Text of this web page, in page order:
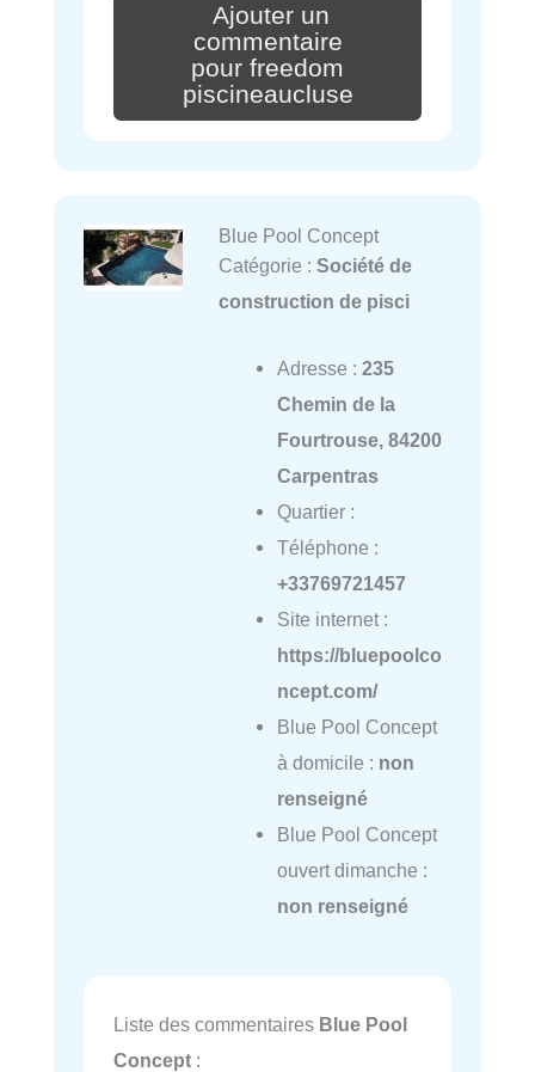
Ajouter un
commentaire
pour freedom
piscineaucluse
Blue Pool Concept
Catégorie : Société de
construction de pisci
Adresse : 235
Chemin de la
Fourtrouse, 84200
Carpentras
Quartier :
Téléphone :
+33769721457
Site internet :
https://bluepoolco
ncept.com/
Blue Pool Concept
à domicile : non
renseigné
Blue Pool Concept
ouvert dimanche :
non renseigné
Liste des commentaires Blue Pool
Concept :